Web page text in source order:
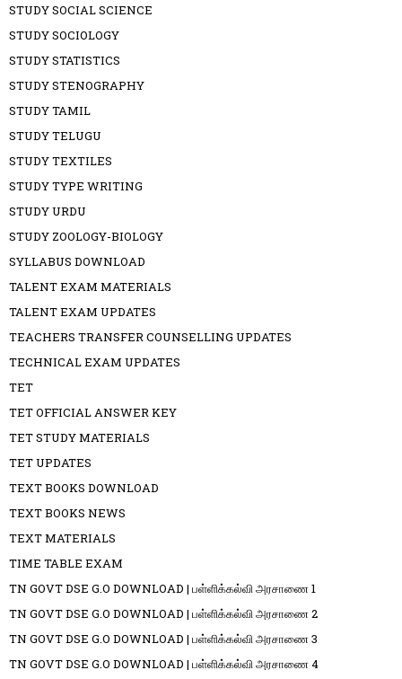
STUDY SOCIAL SCIENCE
STUDY SOCIOLOGY
STUDY STATISTICS
STUDY STENOGRAPHY
STUDY TAMIL
STUDY TELUGU
STUDY TEXTILES
STUDY TYPE WRITING
STUDY URDU
STUDY ZOOLOGY-BIOLOGY
SYLLABUS DOWNLOAD
TALENT EXAM MATERIALS
TALENT EXAM UPDATES
TEACHERS TRANSFER COUNSELLING UPDATES
TECHNICAL EXAM UPDATES
TET
TET OFFICIAL ANSWER KEY
TET STUDY MATERIALS
TET UPDATES
TEXT BOOKS DOWNLOAD
TEXT BOOKS NEWS
TEXT MATERIALS
TIME TABLE EXAM
TN GOVT DSE G.O DOWNLOAD | பள்ளிக்கல்வி அரசாணை 1
TN GOVT DSE G.O DOWNLOAD | பள்ளிக்கல்வி அரசாணை 2
TN GOVT DSE G.O DOWNLOAD | பள்ளிக்கல்வி அரசாணை 3
TN GOVT DSE G.O DOWNLOAD | பள்ளிக்கல்வி அரசாணை 4